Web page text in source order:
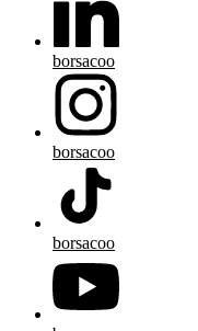
borsacoo
borsacoo
borsacoo